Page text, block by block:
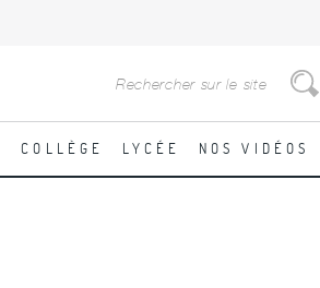
COLLÈGE LYCÉE NOS VIDÉOS